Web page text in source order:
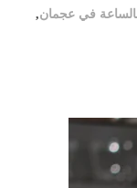
في عجمان,